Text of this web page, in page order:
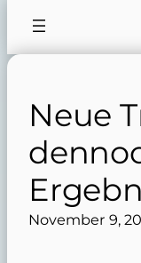
Neue
November 9,